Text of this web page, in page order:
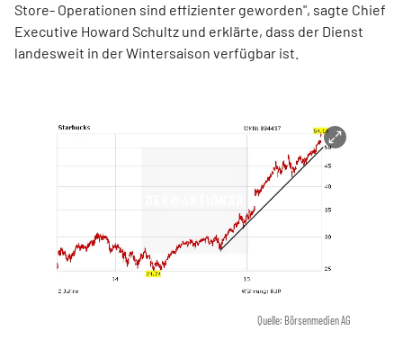
Store- Operationen sind effizienter geworden", sagte Chief
Executive Howard Schultz und erklärte, dass der Dienst
landesweit in der Wintersaison verfügbar ist.
Quelle: Börsenmedien AG